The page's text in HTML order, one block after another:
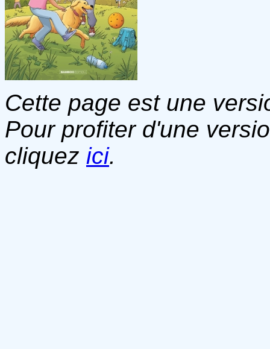
Cette page est une
Pour profiter d'une
cliquez ici.